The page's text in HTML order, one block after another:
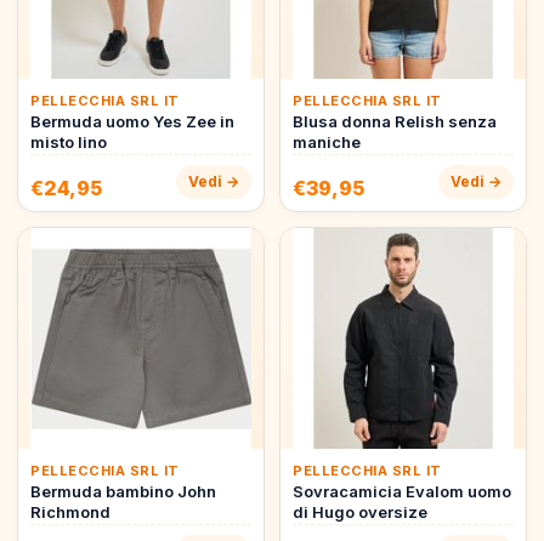
PELLECCHIA SRL IT
Bermuda uomo Yes Zee in
misto lino
€24,95 Vedi →
PELLECCHIA SRL IT
Blusa donna Relish senza
maniche
€39,95 Vedi →
PELLECCHIA SRL IT
Bermuda bambino John
Richmond
PELLECCHIA SRL IT
Sovracamicia Evalom uomo
di Hugo oversize